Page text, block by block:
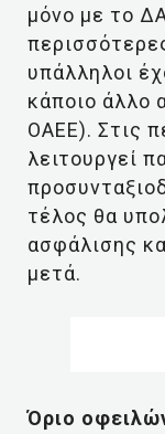
μόνο με το
υπάλληλοι
κάποιο άλλο
ΟΑΕΕ). Στις
λειτουργεί
τέλος θα
ασφάλισης
μετά.
Όριο